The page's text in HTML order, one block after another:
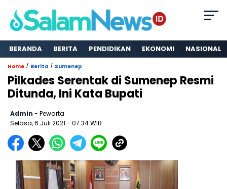
BERANDA BERITA PENDIDIKAN EKONOMI NASIONAL
Home / Berita / Sumenep
Pilkades Serentak di Sumenep Resmi
Ditunda, Ini Kata Bupati
Admin - Pewarta
Selasa, 6 Juli 2021 - 07:34 WIB